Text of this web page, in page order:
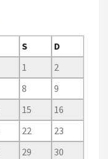
S
D
1
2
8
9
15
16
22
23
29
30